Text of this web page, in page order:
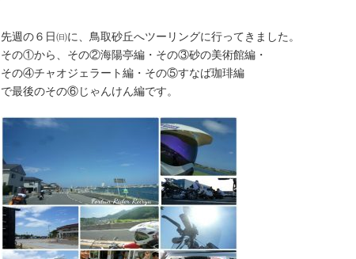
先週の６日㈰に、鳥取砂丘へツーリングに行ってきました。
その①から、その②海陽亭編・その③砂の美術館編・
その④チャオジェラート編・その⑤すなば珈琲編
で最後のその⑥じゃんけん編です。